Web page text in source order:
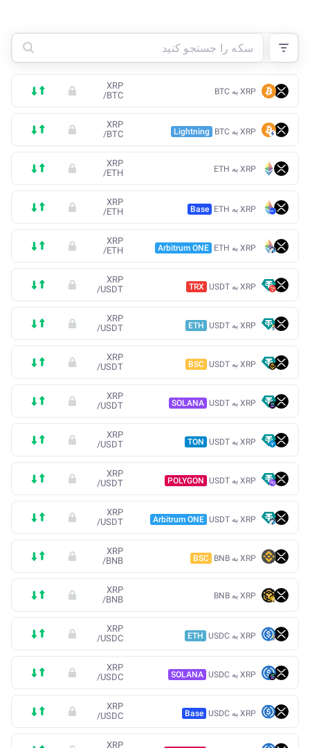
XRP به BTC
XRP
/BTC
XRP به BTC Lightning
XRP
/BTC
XRP به ETH
XRP
/ETH
XRP به ETH Base
XRP
/ETH
XRP به ETH Arbitrum ONE
XRP
/ETH
XRP به USDT TRX
XRP
/USDT
XRP به USDT ETH
XRP
/USDT
XRP به USDT BSC
XRP
/USDT
XRP به USDT SOLANA
XRP
/USDT
XRP به USDT TON
XRP
/USDT
XRP به USDT POLYGON
XRP
/USDT
XRP به USDT Arbitrum ONE
XRP
/USDT
XRP به BNB BSC
XRP
/BNB
XRP به BNB
XRP
/BNB
XRP به USDC ETH
XRP
/USDC
XRP به USDC SOLANA
XRP
/USDC
XRP به USDC Base
XRP
/USDC
XRP